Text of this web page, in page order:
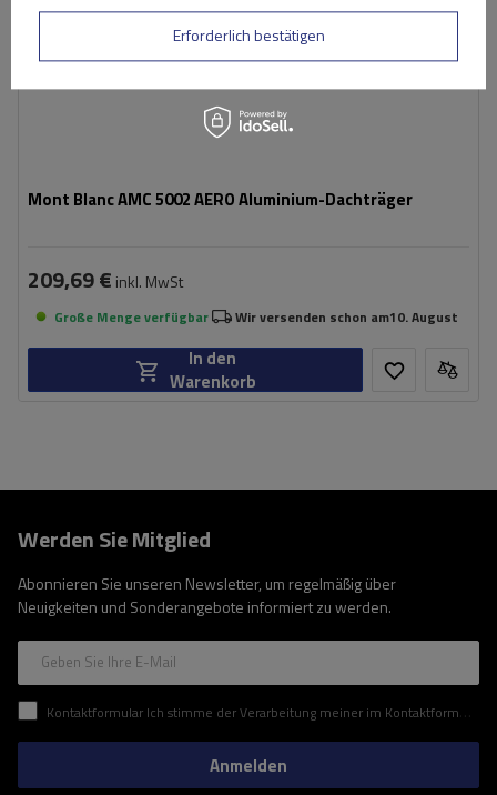
Mont Blanc AMC 5002 AERO Aluminium-Dachträger
209,69 € inkl. MwSt
Große Menge verfügbar Wir versenden schon am10. August
In den
Warenkorb
Werden Sie Mitglied
Abonnieren Sie unseren Newsletter, um regelmäßig über
Neuigkeiten und Sonderangebote informiert zu werden.
Geben Sie Ihre E-Mail
Kontaktformular Ich stimme der Verarbeitung meiner im Kontaktformular enthaltenen personenbezogenen Daten gemäß der Verordnung (EU) des Europäischen Parlaments und des Rates zu.
Anmelden
Erforderlich bestätigen